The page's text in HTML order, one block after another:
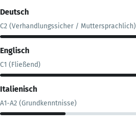
Deutsch
C2 (Verhandlungssicher / Muttersprachlich)
Englisch
C1 (Fließend)
Italienisch
A1-A2 (Grundkenntnisse)